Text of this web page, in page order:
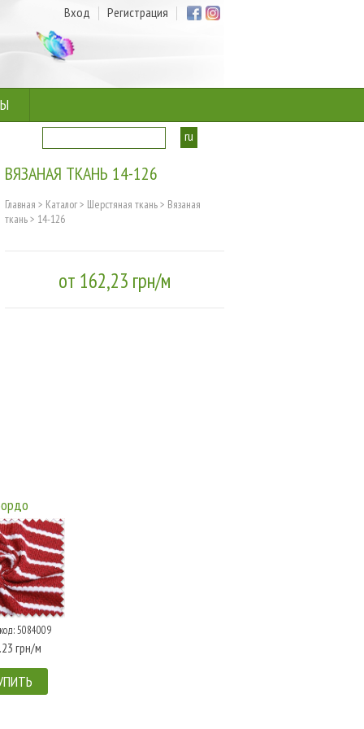
Вход Регистрация
ru
ВЯЗАНАЯ ТКАНЬ 14-126
Главная > Каталог> Шерстяная ткань> Вязаная
ткань> 14-126
от 162,23 грн/м
5084009
грн/м